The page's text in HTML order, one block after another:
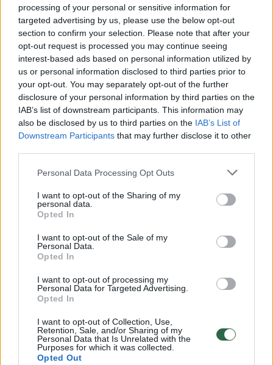
processing of your personal or sensitive information for
targeted advertising by us, please use the below opt-out
section to confirm your selection. Please note that after your
opt-out request is processed you may continue seeing
interest-based ads based on personal information utilized by
us or personal information disclosed to third parties prior to
your opt-out. You may separately opt-out of the further
disclosure of your personal information by third parties on the
IAB’s list of downstream participants. This information may
also be disclosed by us to third parties on the IAB’s List of
Downstream Participants that may further disclose it to other
Personal Data Processing Opt Outs
I want to opt-out of the Sharing of my
personal data.
Opted In
I want to opt-out of the Sale of my
Personal Data.
Opted In
I want to opt-out of processing my
Personal Data for Targeted Advertising.
Opted In
I want to opt-out of Collection, Use,
Retention, Sale, and/or Sharing of my
Personal Data that Is Unrelated with the
Purposes for which it was collected.
Opted Out
gynybos elektroninių trukdžių signalų buvo
nukreipti nuo pradinio kurso.
Susiję straipsniai
Dėl pasirodžiusių dronų –
Rusijos žingsnis: užsipuolė
Baltijos šalis
Dieną prieš tai į rytus nuo Suomijos Kouvolos